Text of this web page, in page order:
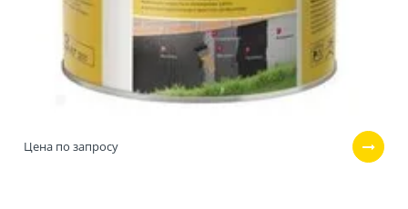
Цена по запросу